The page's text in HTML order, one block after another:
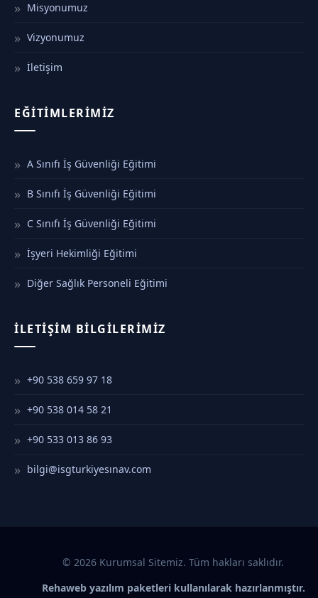
Misyonumuz
Vizyonumuz
İletişim
EĞITIMLERIMIZ
A Sınıfı İş Güvenliği Eğitimi
B Sınıfı İş Güvenliği Eğitimi
C Sınıfı İş Güvenliği Eğitimi
İşyeri Hekimliği Eğitimi
Diğer Sağlık Personeli Eğitimi
İLETIŞIM BILGILERIMIZ
+90 538 659 97 18
+90 538 014 58 21
+90 533 013 86 93
bilgi@isgturkiyesınav.com
© 2026 Kurumsal Sitemiz. Tüm hakları saklıdır.
Rehaweb yazılım paketleri kullanılarak hazırlanmıştır.